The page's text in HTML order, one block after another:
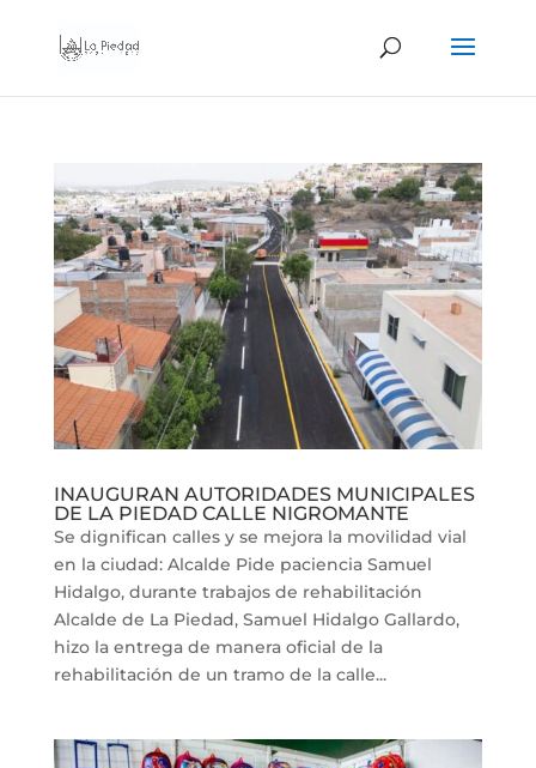
INAUGURAN AUTORIDADES MUNICIPALES
DE LA PIEDAD CALLE NIGROMANTE
Se dignifican calles y se mejora la movilidad vial
en la ciudad: Alcalde Pide paciencia Samuel
Hidalgo, durante trabajos de rehabilitación
Alcalde de La Piedad, Samuel Hidalgo Gallardo,
hizo la entrega de manera oficial de la
rehabilitación de un tramo de la calle...